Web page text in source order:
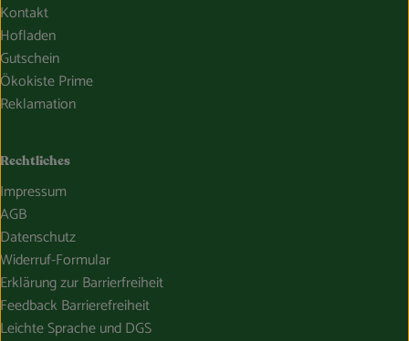
Kontakt
Hofladen
Gutschein
Ökokiste Prime
Reklamation
Rechtliches
Impressum
AGB
Datenschutz
Widerruf-Formular
Erklärung zur Barrierfreiheit
Feedback Barrierefreiheit
Leichte Sprache und DGS